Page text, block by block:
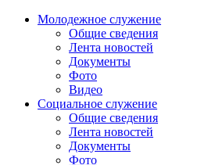
Молодежное служение
Общие сведения
Лента новостей
Документы
Фото
Видео
Социальное служение
Общие сведения
Лента новостей
Документы
Фото